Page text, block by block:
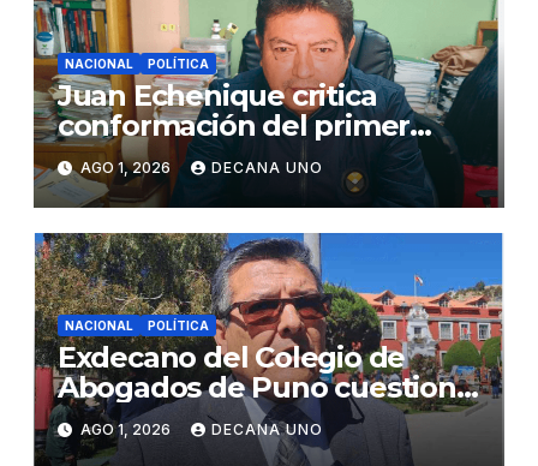
NACIONAL POLÍTICA
Juan Echenique critica
conformación del primer
gabinete ministerial de Keiko
Fujimori
AGO 1, 2026 DECANA UNO
NACIONAL POLÍTICA
Exdecano del Colegio de
Abogados de Puno cuestiona
propuestas sobre seguridad
ciudadana
AGO 1, 2026 DECANA UNO